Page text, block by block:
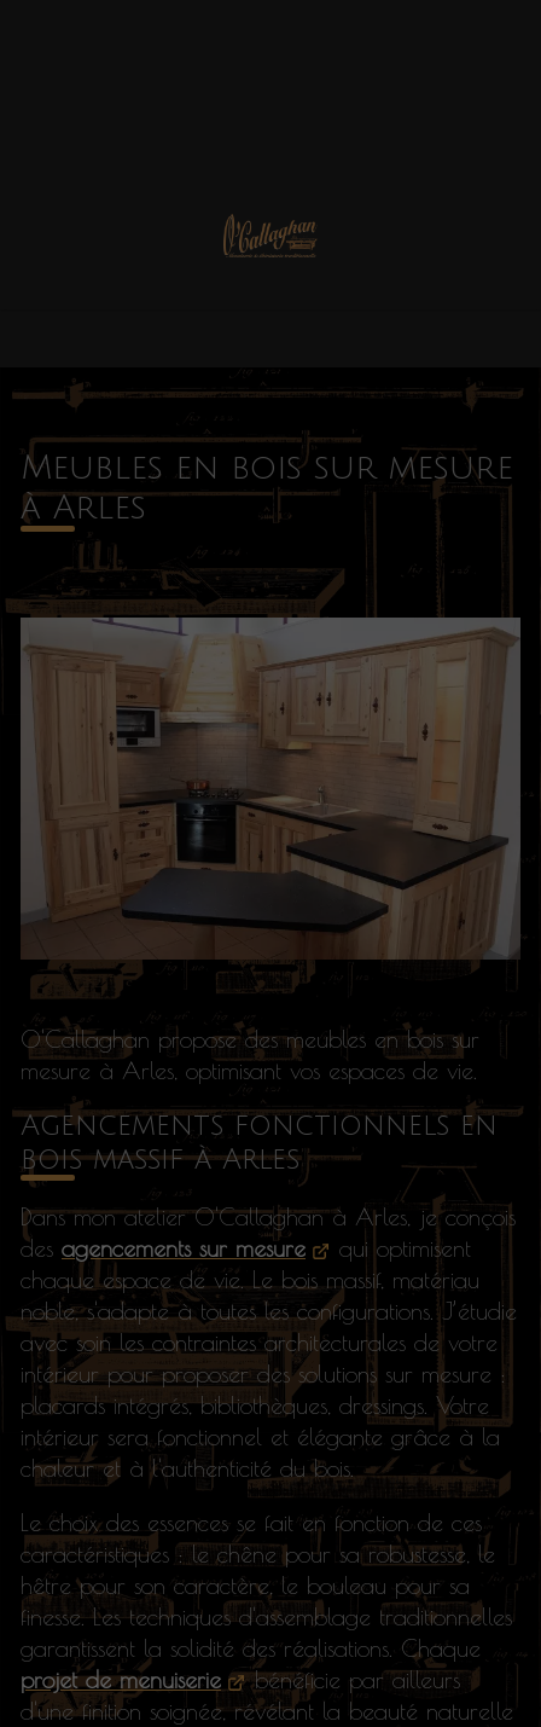
Meubles en bois sur mesure
à Arles
O'Callaghan propose des meubles en bois sur
mesure à Arles, optimisant vos espaces de vie.
Agencements fonctionnels en
bois massif à Arles
Dans mon atelier O'Callaghan à Arles, je conçois
des agencements sur mesure
qui optimisent
chaque espace de vie. Le bois massif, matériau
noble, s'adapte à toutes les configurations. J’étudie
avec soin les contraintes architecturales de votre
intérieur pour proposer des solutions sur mesure :
placards intégrés, bibliothèques, dressings. Votre
intérieur sera fonctionnel et élégante grâce à la
chaleur et à l'authenticité du bois.
Le choix des essences se fait en fonction de ces
caractéristiques : le chêne pour sa robustesse, le
hêtre pour son caractère, le bouleau pour sa
finesse. Les techniques d'assemblage traditionnelles
garantissent la solidité des réalisations. Chaque
projet de menuiserie
bénéficie par ailleurs
d'une finition soignée, révélant la beauté naturelle